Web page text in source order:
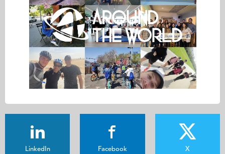
LinkedIn Facebook X